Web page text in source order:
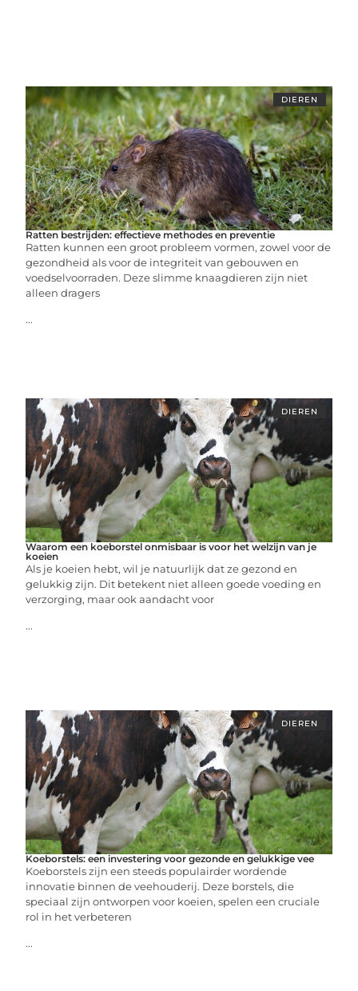
DIEREN
Ratten bestrijden: effectieve methodes en preventie
Ratten kunnen een groot probleem vormen, zowel voor de
gezondheid als voor de integriteit van gebouwen en
voedselvoorraden. Deze slimme knaagdieren zijn niet
alleen dragers
...
DIEREN
Waarom een koeborstel onmisbaar is voor het welzijn van je
koeien
Als je koeien hebt, wil je natuurlijk dat ze gezond en
gelukkig zijn. Dit betekent niet alleen goede voeding en
verzorging, maar ook aandacht voor
...
DIEREN
Koeborstels: een investering voor gezonde en gelukkige vee
Koeborstels zijn een steeds populairder wordende
innovatie binnen de veehouderij. Deze borstels, die
speciaal zijn ontworpen voor koeien, spelen een cruciale
rol in het verbeteren
...